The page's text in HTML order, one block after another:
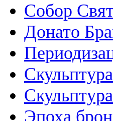
Собор
Донато
Эпоха